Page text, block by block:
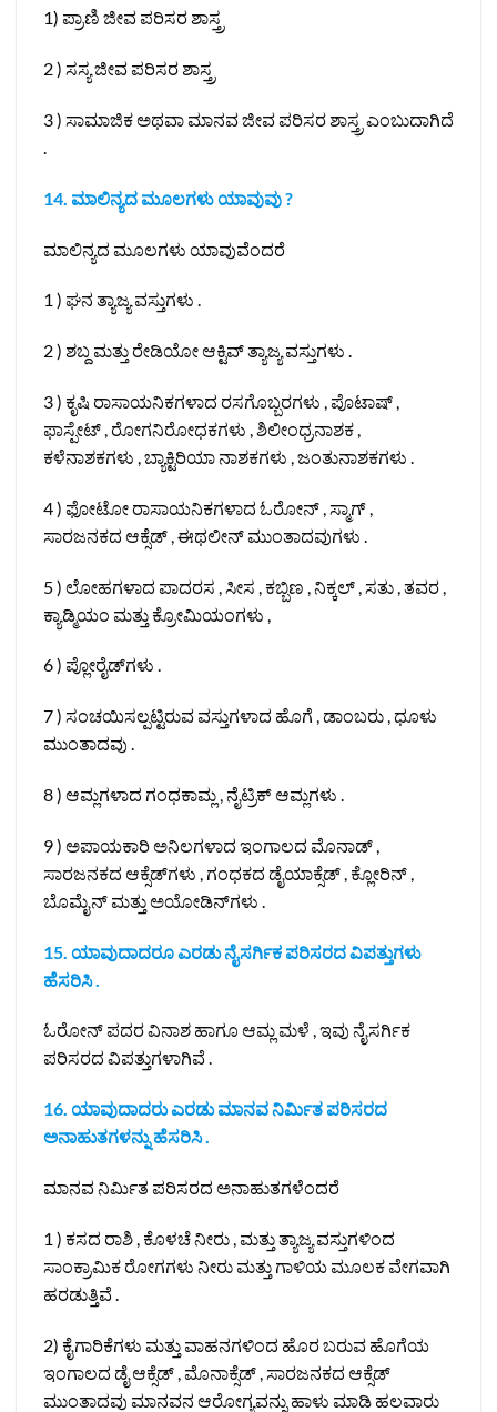
1) ಪ್ರಾಣಿ ಜೀವ ಪರಿಸರ ಶಾಸ್ತ್ರ
2 ) ಸಸ್ಯ ಜೀವ ಪರಿಸರ ಶಾಸ್ತ್ರ
3 ) ಸಾಮಾಜಿಕ ಅಥವಾ ಮಾನವ ಜೀವ ಪರಿಸರ ಶಾಸ್ತ್ರ ಎಂಬುದಾಗಿದೆ
.
14. ಮಾಲಿನ್ಯದ ಮೂಲಗಳು ಯಾವುವು ?
ಮಾಲಿನ್ಯದ ಮೂಲಗಳು ಯಾವುವೆಂದರೆ
1 ) ಘನ ತ್ಯಾಜ್ಯ ವಸ್ತುಗಳು .
2 ) ಶಬ್ದ ಮತ್ತು ರೇಡಿಯೋ ಆಕ್ಟಿವ್ ತ್ಯಾಜ್ಯ ವಸ್ತುಗಳು .
3 ) ಕೃಷಿ ರಾಸಾಯನಿಕಗಳಾದ ರಸಗೊಬ್ಬರಗಳು , ಪೊಟಾಷ್ ,
ಫಾಸ್ಪೇಟ್ , ರೋಗನಿರೋಧಕಗಳು , ಶಿಲೀಂಧ್ರನಾಶಕ ,
ಕಳೆನಾಶಕಗಳು , ಬ್ಯಾಕ್ಟಿರಿಯಾ ನಾಶಕಗಳು , ಜಂತುನಾಶಕಗಳು .
4 ) ಫೋಟೋ ರಾಸಾಯನಿಕಗಳಾದ ಓರೋನ್ , ಸ್ಮಾಗ್ ,
ಸಾರಜನಕದ ಆಕ್ಸೆಡ್ , ಈಥಲೀನ್ ಮುಂತಾದವುಗಳು .
5 ) ಲೋಹಗಳಾದ ಪಾದರಸ , ಸೀಸ , ಕಬ್ಬಿಣ , ನಿಕ್ಕಲ್ , ಸತು , ತವರ ,
ಕ್ಯಾಡ್ಮಿಯಂ ಮತ್ತು ಕ್ರೋಮಿಯಂಗಳು ,
6 ) ಪ್ಲೋರೈಡ್‌ಗಳು .
7 ) ಸಂಚಯಿಸಲ್ಪಟ್ಟಿರುವ ವಸ್ತುಗಳಾದ ಹೊಗೆ , ಡಾಂಬರು , ಧೂಳು
ಮುಂತಾದವು .
8 ) ಆಮ್ಲಗಳಾದ ಗಂಧಕಾಮ್ಲ , ನೈಟ್ರಿಕ್ ಆಮ್ಲಗಳು .
9 ) ಅಪಾಯಕಾರಿ ಅನಿಲಗಳಾದ ಇಂಗಾಲದ ಮೊನಾಡ್ ,
ಸಾರಜನಕದ ಆಕ್ಸೆಡ್‌ಗಳು , ಗಂಧಕದ ಡೈಯಾಕ್ಸೆಡ್ , ಕ್ಲೋರಿನ್ ,
ಬೊಮೈನ್ ಮತ್ತು ಅಯೋಡಿನ್‌ಗಳು .
15. ಯಾವುದಾದರೂ ಎರಡು ನೈಸರ್ಗಿಕ ಪರಿಸರದ ವಿಪತ್ತುಗಳು
ಹೆಸರಿಸಿ .
ಓರೋನ್ ಪದರ ವಿನಾಶ ಹಾಗೂ ಆಮ್ಲ ಮಳೆ , ಇವು ನೈಸರ್ಗಿಕ
ಪರಿಸರದ ವಿಪತ್ತುಗಳಾಗಿವೆ .
16. ಯಾವುದಾದರು ಎರಡು ಮಾನವ ನಿರ್ಮಿತ ಪರಿಸರದ
ಅನಾಹುತಗಳನ್ನು ಹೆಸರಿಸಿ .
ಮಾನವ ನಿರ್ಮಿತ ಪರಿಸರದ ಅನಾಹುತಗಳೆಂದರೆ
1 ) ಕಸದ ರಾಶಿ , ಕೊಳಚೆ ನೀರು , ಮತ್ತು ತ್ಯಾಜ್ಯ ವಸ್ತುಗಳಿಂದ
ಸಾಂಕ್ರಾಮಿಕ ರೋಗಗಳು ನೀರು ಮತ್ತು ಗಾಳಿಯ ಮೂಲಕ ವೇಗವಾಗಿ
ಹರಡುತ್ತಿವೆ .
2) ಕೈಗಾರಿಕೆಗಳು ಮತ್ತು ವಾಹನಗಳಿಂದ ಹೊರ ಬರುವ ಹೊಗೆಯ
ಇಂಗಾಲದ ಡೈ ಆಕ್ಸೆಡ್ , ಮೊನಾಕ್ಸೆಡ್ , ಸಾರಜನಕದ ಆಕ್ಸೆಡ್
ಮುಂತಾದವು ಮಾನವನ ಆರೋಗ್ಯವನ್ನು ಹಾಳು ಮಾಡಿ ಹಲವಾರು